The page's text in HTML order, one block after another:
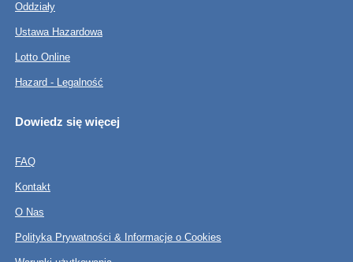
Oddziały
Ustawa Hazardowa
Lotto Online
Hazard - Legalność
Dowiedz się więcej
FAQ
Kontakt
O Nas
Polityka Prywatności & Informacje o Cookies